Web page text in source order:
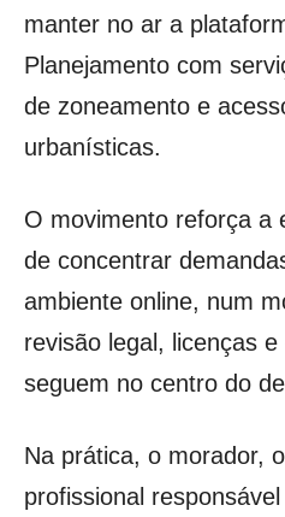
manter no ar a
Planejamento com
de zoneamento e
urbanísticas.
O movimento reforça a
de concentrar
ambiente online, num
revisão legal, licenças
seguem no centro do
Na prática, o morador,
profissional